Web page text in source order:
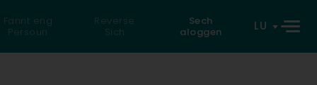
Fannt eng
Persoun
Reverse
Sich
Sech
aloggen
LU